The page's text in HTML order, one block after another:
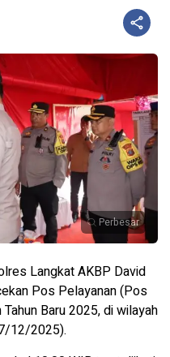
Perbesar
Langkat AKBP David
Pos Pelayanan (Pos
Baru 2025, di wilayah
12/2025).